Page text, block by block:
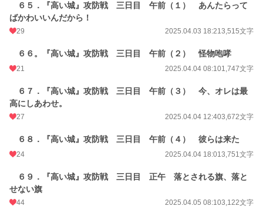
６５．『高い城』攻防戦 三日目 午前（１） あんたらって
ばかわいいんだから！
29 2025.04.03 18:213,515文字
６６。『高い城』攻防戦 三日目 午前（２） 怪物咆哮
21 2025.04.04 08:101,747文字
６７．『高い城』攻防戦 三日目 午前（３） 今、オレは最
高にしあわせ。
27 2025.04.04 12:403,672文字
６８．『高い城』攻防戦 三日目 午前（４） 彼らは来た
24 2025.04.04 18:013,751文字
６９．『高い城』攻防戦 三日目 正午 落とされる旗、落と
せない旗
44 2025.04.05 08:103,122文字